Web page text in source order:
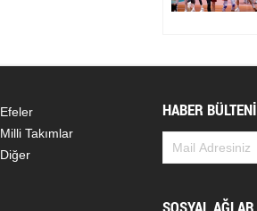
Efeler
Milli Takımlar
Diğer
HABER BÜLTENİ